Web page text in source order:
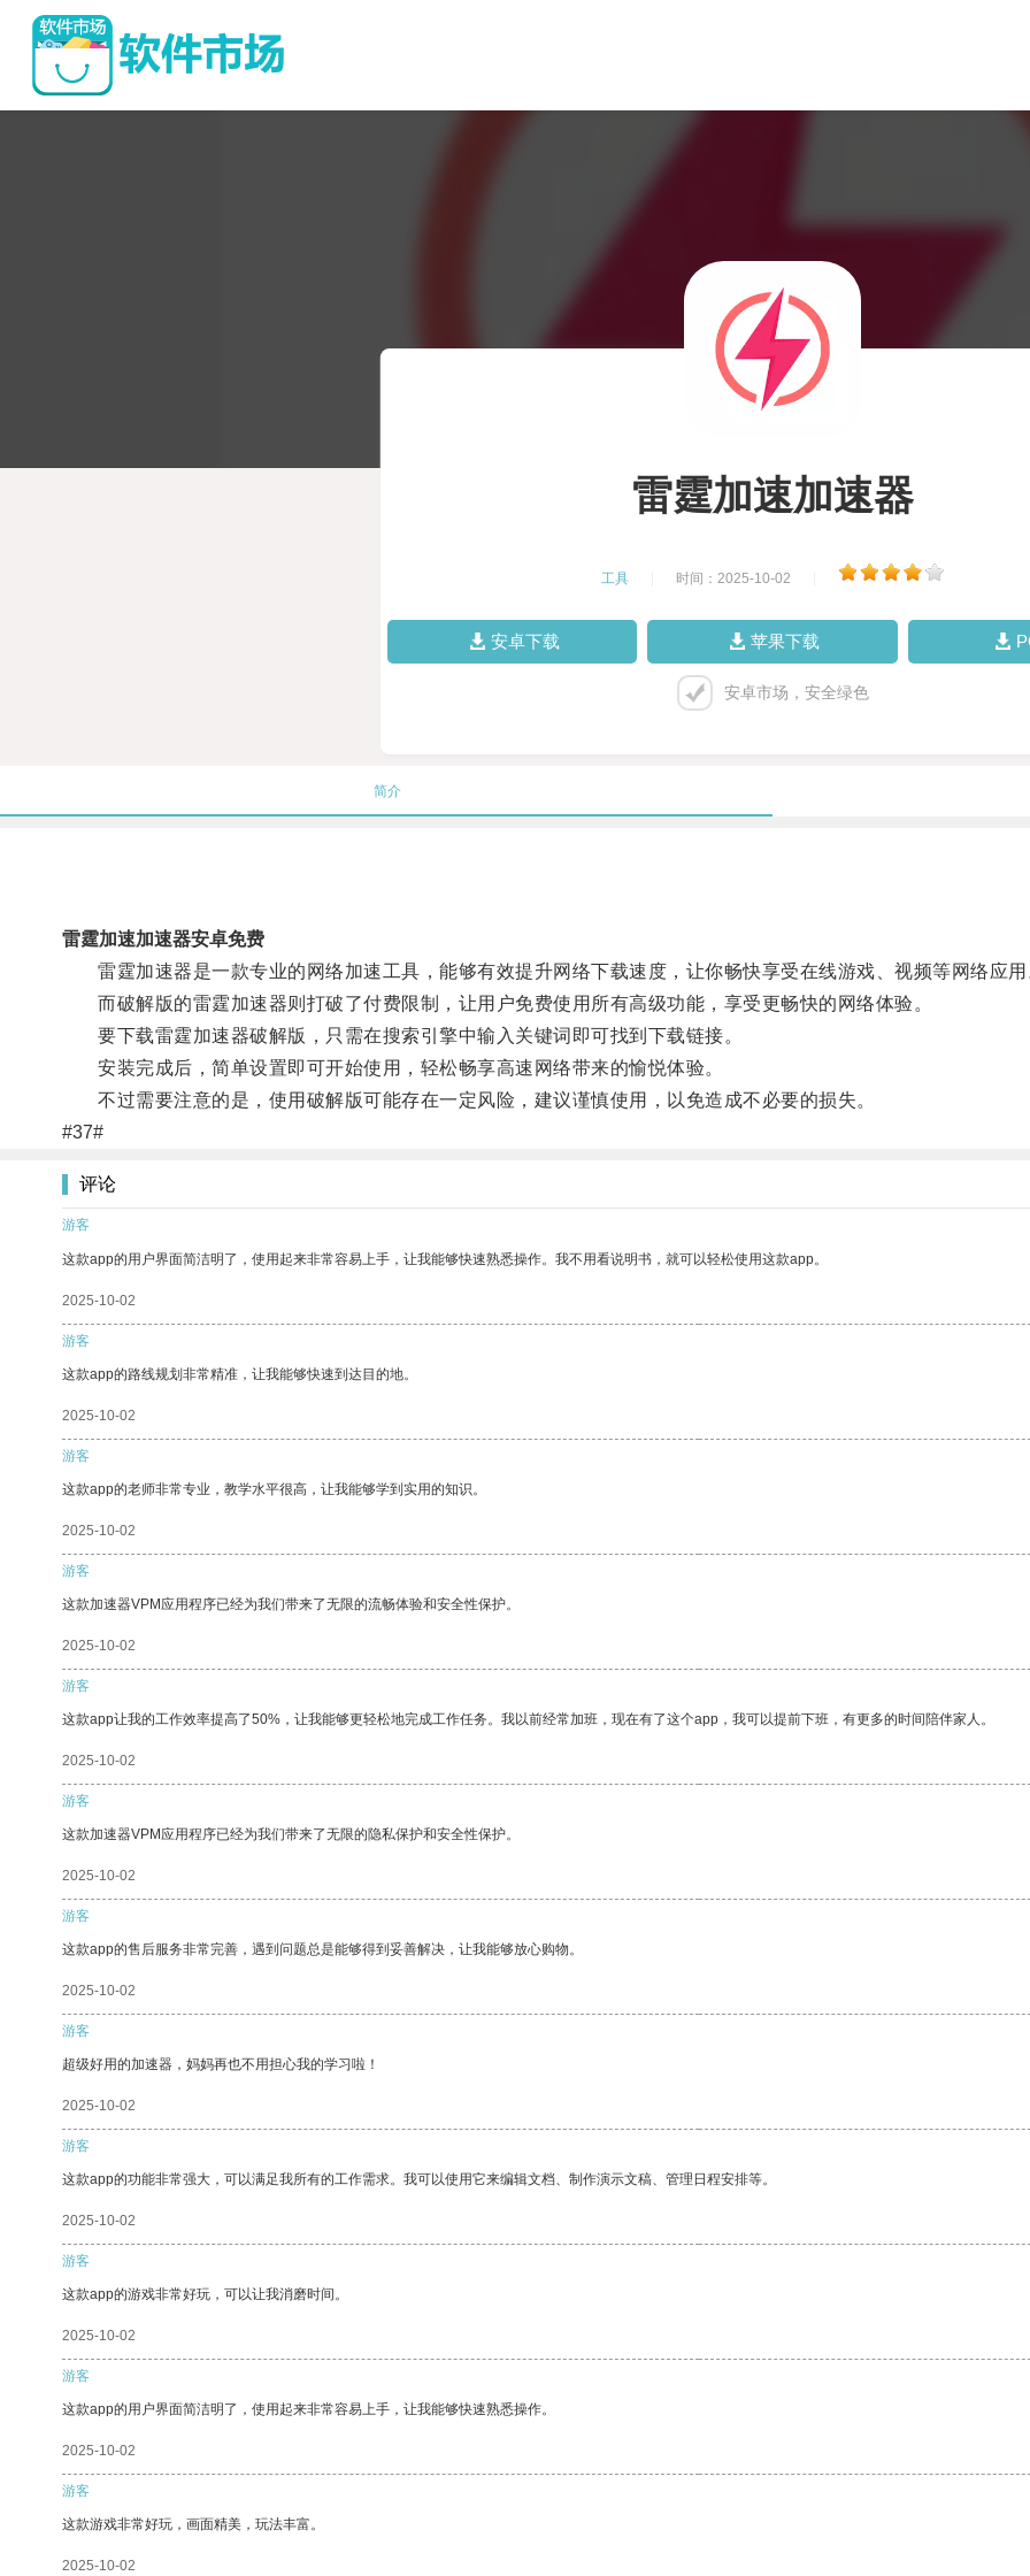
雷霆加速加速器
工具 时间：2025-10-02
安卓下载 苹果下载
安卓市场，安全绿色
简介
雷霆加速加速器安卓免费
雷霆加速器是一款专业的网络加速工具，能够有效提升网络下载速度，让你畅快享受在线游戏、视频等网络应用
而破解版的雷霆加速器则打破了付费限制，让用户免费使用所有高级功能，享受更畅快的网络体验。
要下载雷霆加速器破解版，只需在搜索引擎中输入关键词即可找到下载链接。
安装完成后，简单设置即可开始使用，轻松畅享高速网络带来的愉悦体验。
不过需要注意的是，使用破解版可能存在一定风险，建议谨慎使用，以免造成不必要的损失。
#37#
评论
游客
这款app的用户界面简洁明了，使用起来非常容易上手，让我能够快速熟悉操作。我不用看说明书，就可以轻松使用这款app。
2025-10-02
游客
这款app的路线规划非常精准，让我能够快速到达目的地。
2025-10-02
游客
这款app的老师非常专业，教学水平很高，让我能够学到实用的知识。
2025-10-02
游客
这款加速器VPM应用程序已经为我们带来了无限的流畅体验和安全性保护。
2025-10-02
游客
这款app让我的工作效率提高了50%，让我能够更轻松地完成工作任务。我以前经常加班，现在有了这个app，我可以提前下班，有更多的时间陪伴家人。
2025-10-02
游客
这款加速器VPM应用程序已经为我们带来了无限的隐私保护和安全性保护。
2025-10-02
游客
这款app的售后服务非常完善，遇到问题总是能够得到妥善解决，让我能够放心购物。
2025-10-02
游客
超级好用的加速器，妈妈再也不用担心我的学习啦！
2025-10-02
游客
这款app的功能非常强大，可以满足我所有的工作需求。我可以使用它来编辑文档、制作演示文稿、管理日程安排等。
2025-10-02
游客
这款app的游戏非常好玩，可以让我消磨时间。
2025-10-02
游客
这款app的用户界面简洁明了，使用起来非常容易上手，让我能够快速熟悉操作。
2025-10-02
游客
这款游戏非常好玩，画面精美，玩法丰富。
2025-10-02